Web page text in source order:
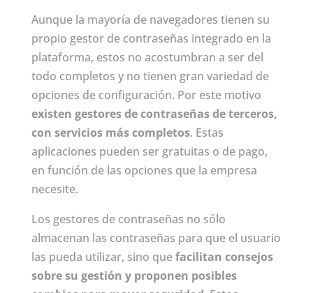
Aunque la mayoría de navegadores tienen su
propio gestor de contraseñas integrado en la
plataforma, estos no acostumbran a ser del
todo completos y no tienen gran variedad de
opciones de configuración. Por este motivo
existen gestores de contraseñas de terceros,
con servicios más completos. Estas
aplicaciones pueden ser gratuitas o de pago,
en función de las opciones que la empresa
necesite.
Los gestores de contraseñas no sólo
almacenan las contraseñas para que el usuario
las pueda utilizar, sino quefacilitan consejos
sobre su gestión y proponen posibles